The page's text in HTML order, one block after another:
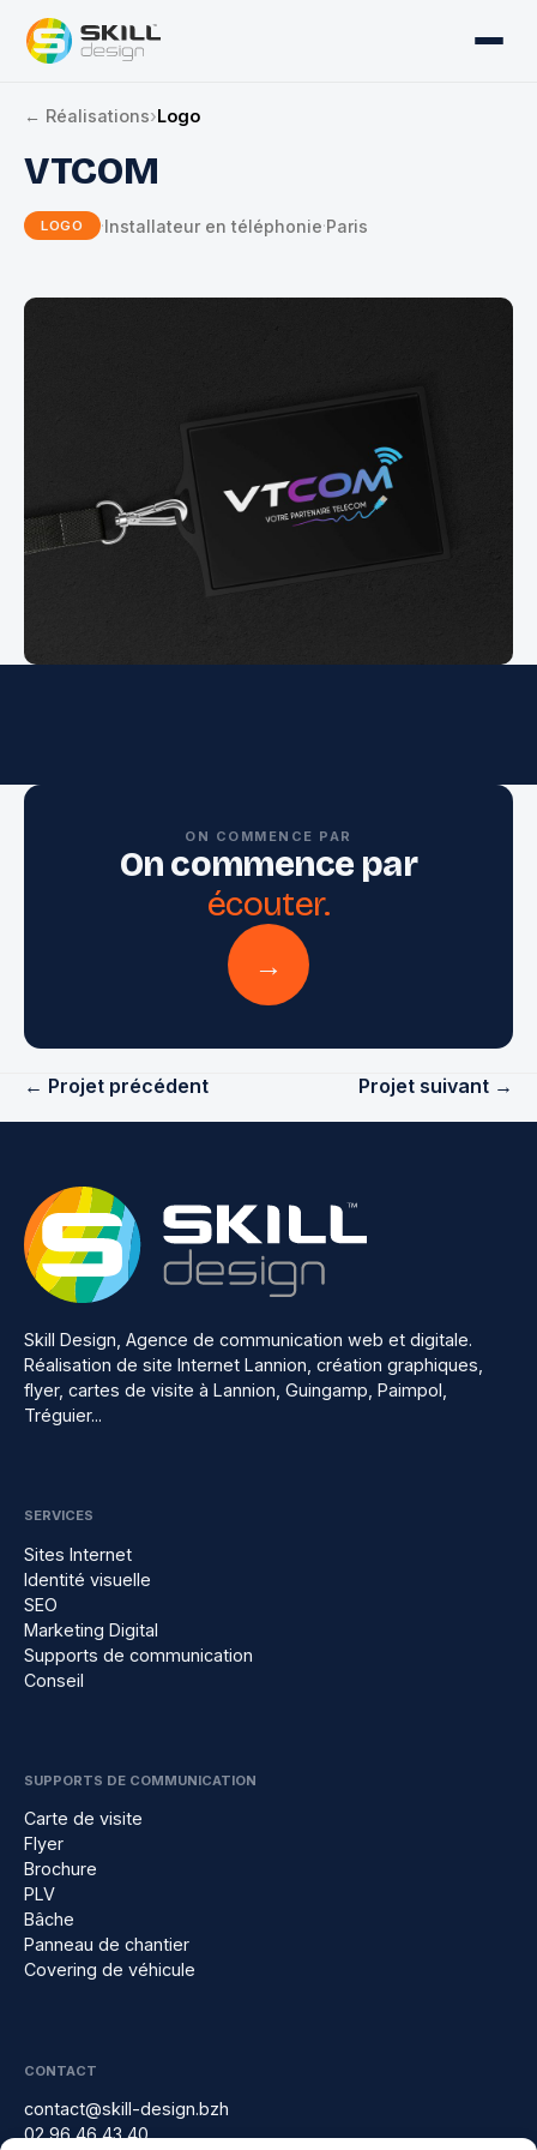
← Réalisations›Logo
VTCOM
LOGO ·Installateur en téléphonie·Paris
ON COMMENCE PAR
On commence par
écouter.
→
← Projet précédent Projet suivant →
Skill Design, Agence de communication web et digitale.
Réalisation de site Internet Lannion, création graphiques,
flyer, cartes de visite à Lannion, Guingamp, Paimpol,
Tréguier...
SERVICES
Sites Internet
Identité visuelle
SEO
Marketing Digital
Supports de communication
Conseil
SUPPORTS DE COMMUNICATION
Carte de visite
Flyer
Brochure
PLV
Bâche
Panneau de chantier
Covering de véhicule
CONTACT
contact@skill-design.bzh
02 96 46 43 40